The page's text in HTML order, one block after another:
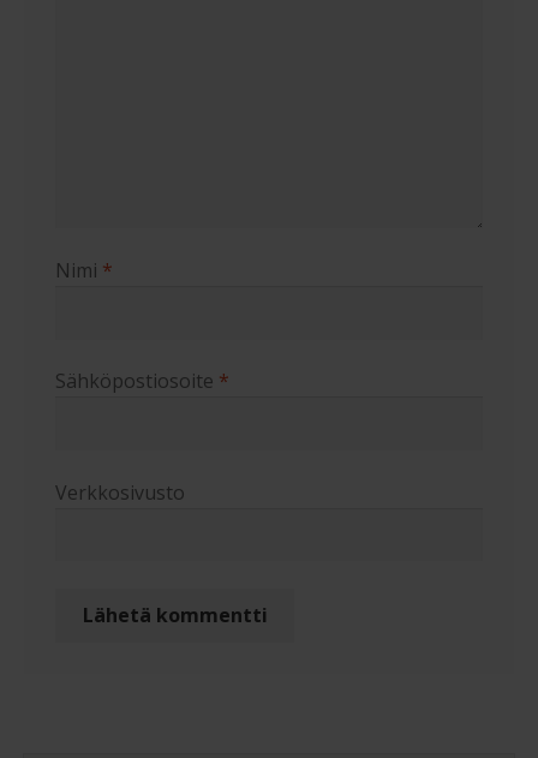
Nimi *
Sähköpostiosoite *
Verkkosivusto